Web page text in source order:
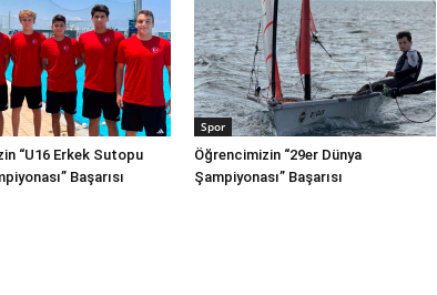
“U16 Erkek Sutopu
Başarısı
Spor
Öğrencimizin “29er Dünya
Şampiyonası” Başarısı